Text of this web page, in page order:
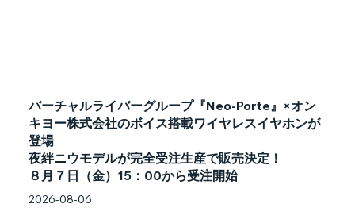
バーチャルライバーグループ『Neo-Porte』×オン
キヨー株式会社のボイス搭載ワイヤレスイヤホンが
登場
夜絆ニウモデルが完全受注生産で販売決定！
８月７日（金）15：00から受注開始
2026-08-06